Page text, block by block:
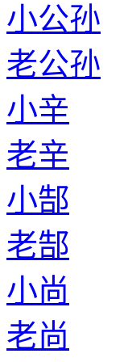
小公孙
老公孙
小辛
老辛
小郜
老郜
小尚
老尚